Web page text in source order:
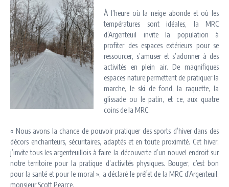
À l’heure où la neige abonde et où les
températures sont idéales, la MRC
d’Argenteuil invite la population à
profiter des espaces extérieurs pour se
ressourcer, s’amuser et s’adonner à des
activités en plein air. De magnifiques
espaces nature permettent de pratiquer la
marche, le ski de fond, la raquette, la
glissade ou le patin, et ce, aux quatre
coins de la MRC.
« Nous avons la chance de pouvoir pratiquer des sports d’hiver dans des
décors enchanteurs, sécuritaires, adaptés et en toute proximité. Cet hiver,
j’invite tous les argenteuillois à faire la découverte d’un nouvel endroit sur
notre territoire pour la pratique d’activités physiques. Bouger, c’est bon
pour la santé et pour le moral », a déclaré le préfet de la MRC d’Argenteuil,
monsieur Scott Pearce.